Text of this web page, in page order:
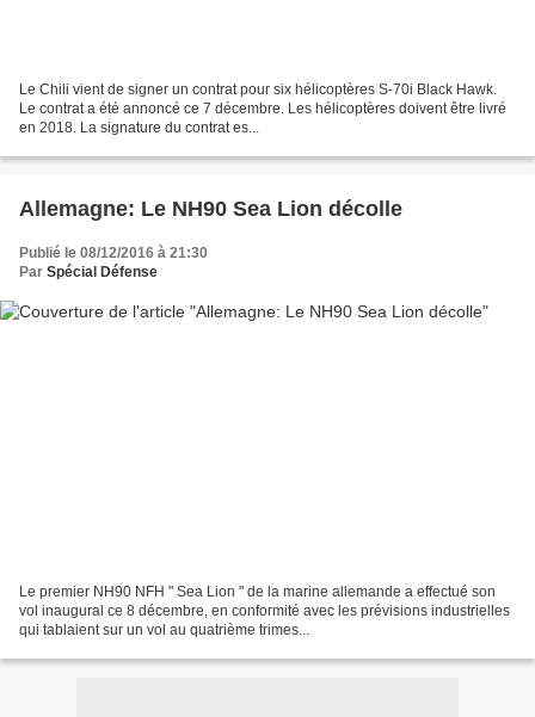
Le Chili vient de signer un contrat pour six hélicoptères S-70i Black Hawk.
Le contrat a été annoncé ce 7 décembre. Les hélicoptères doivent être livré
en 2018. La signature du contrat es...
Allemagne: Le NH90 Sea Lion décolle
Publié le 08/12/2016 à 21:30
Par Spécial Défense
Le premier NH90 NFH " Sea Lion " de la marine allemande a effectué son
vol inaugural ce 8 décembre, en conformité avec les prévisions industrielles
qui tablaient sur un vol au quatrième trimes...